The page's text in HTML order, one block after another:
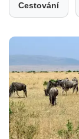
Cestování